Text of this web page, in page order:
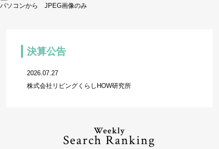
パソコンから JPEG画像のみ
決算公告
2026.07.27
株式会社リビングくらしHOW研究所
Weekly
Search Ranking